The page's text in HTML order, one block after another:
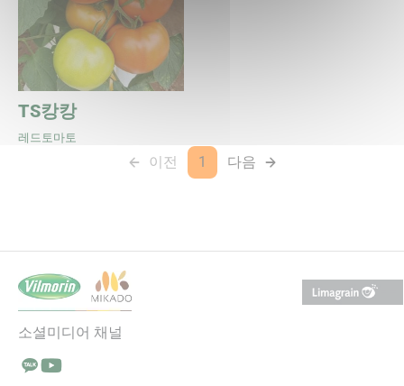
TS캉캉
레드토마토
이전
(not available)
1
(current page)
다음
다음 페이지
소셜미디어 채널
Talk에서 팔로우 (새 창에서 열림)
YouTube에서 팔로우 (새 창에서 열림)